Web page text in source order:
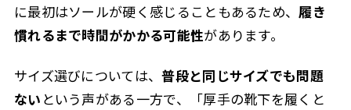
に最初はソールが硬く感じることもあるため、 履き
慣れるまで時間がかかる可能性があります。
サイズ選びについては、普段と同じサイズでも問題
ない という声がある一方で、「厚手の靴下を履くと